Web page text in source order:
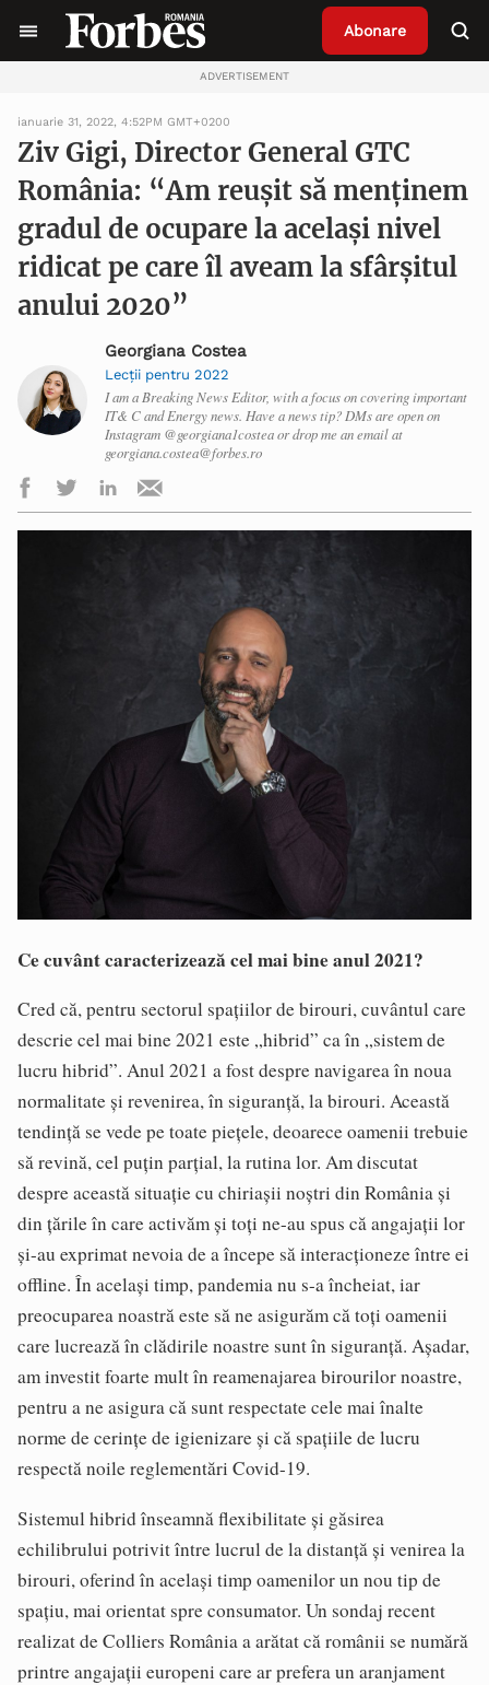
Abonare
ADVERTISEMENT
ianuarie 31, 2022, 4:52PM GMT+0200
Ziv Gigi, Director General GTC
România: “Am reușit să menținem
gradul de ocupare la același nivel
ridicat pe care îl aveam la sfârșitul
anului 2020”
Georgiana Costea
Lecții pentru 2022
I am a Breaking News Editor, with a focus on covering important
IT& C and Energy news. Have a news tip? DMs are open on
Instagram @georgiana1costea or drop me an email at
georgiana.costea@forbes.ro
Ce cuvânt caracterizează cel mai bine anul 2021?
Cred că, pentru sectorul spațiilor de birouri, cuvântul care
descrie cel mai bine 2021 este „hibrid” ca în „sistem de
lucru hibrid”. Anul 2021 a fost despre navigarea în noua
normalitate și revenirea, în siguranță, la birouri. Această
tendință se vede pe toate piețele, deoarece oamenii trebuie
să revină, cel puțin parțial, la rutina lor. Am discutat
despre această situație cu chiriașii noștri din România și
din țările în care activăm și toți ne-au spus că angajații lor
și-au exprimat nevoia de a începe să interacționeze între ei
offline. În același timp, pandemia nu s-a încheiat, iar
preocuparea noastră este să ne asigurăm că toți oamenii
care lucrează în clădirile noastre sunt în siguranță. Așadar,
am investit foarte mult în reamenajarea birourilor noastre,
pentru a ne asigura că sunt respectate cele mai înalte
norme de cerințe de igienizare și că spațiile de lucru
respectă noile reglementări Covid-19.
Sistemul hibrid înseamnă flexibilitate și găsirea
echilibrului potrivit între lucrul de la distanță și venirea la
birouri, oferind în același timp oamenilor un nou tip de
spațiu, mai orientat spre consumator. Un sondaj recent
realizat de Colliers România a arătat că românii se numără
printre angajații europeni care ar prefera un aranjament